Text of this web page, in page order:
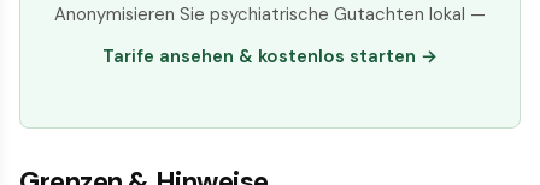
Anonymisieren Sie psychiatrische Gutachten lokal —
Tarife ansehen & kostenlos starten →